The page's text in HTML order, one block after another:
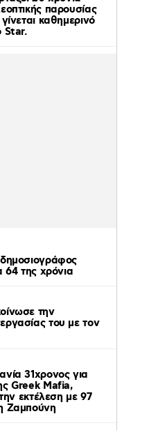
παρουσίας
γίνεται καθημερινό
Star.
64 της χρόνια
την
του με τον
31χρονος για
Greek Mafia,
εκτέλεση με 97
Ζαμπούνη